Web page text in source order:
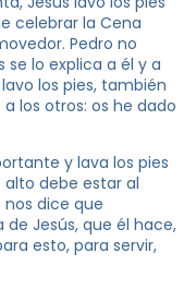
celebrar la Cena
Pedro no
se lo explica a él y a
los pies, también
los otros: os he dado
y lava los pies
debe estar al
nos dice que
Jesús, que él hace,
esto, para servir,